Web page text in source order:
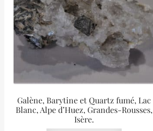
Galène, Barytine et Quartz fumé, Lac
Blanc, Alpe d’Huez, Grandes-Rousses,
Isère.